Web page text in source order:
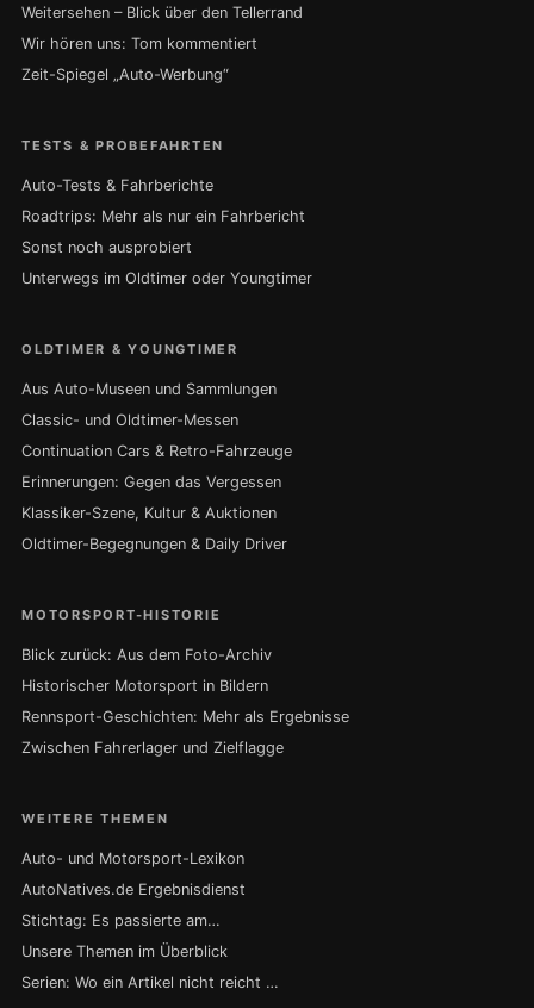
Weitersehen – Blick über den Tellerrand
Wir hören uns: Tom kommentiert
Zeit-Spiegel „Auto-Werbung“
TESTS & PROBEFAHRTEN
Auto-Tests & Fahrberichte
Roadtrips: Mehr als nur ein Fahrbericht
Sonst noch ausprobiert
Unterwegs im Oldtimer oder Youngtimer
OLDTIMER & YOUNGTIMER
Aus Auto-Museen und Sammlungen
Classic- und Oldtimer-Messen
Continuation Cars & Retro-Fahrzeuge
Erinnerungen: Gegen das Vergessen
Klassiker-Szene, Kultur & Auktionen
Oldtimer-Begegnungen & Daily Driver
MOTORSPORT-HISTORIE
Blick zurück: Aus dem Foto-Archiv
Historischer Motorsport in Bildern
Rennsport-Geschichten: Mehr als Ergebnisse
Zwischen Fahrerlager und Zielflagge
WEITERE THEMEN
Auto- und Motorsport-Lexikon
AutoNatives.de Ergebnisdienst
Stichtag: Es passierte am…
Unsere Themen im Überblick
Serien: Wo ein Artikel nicht reicht …